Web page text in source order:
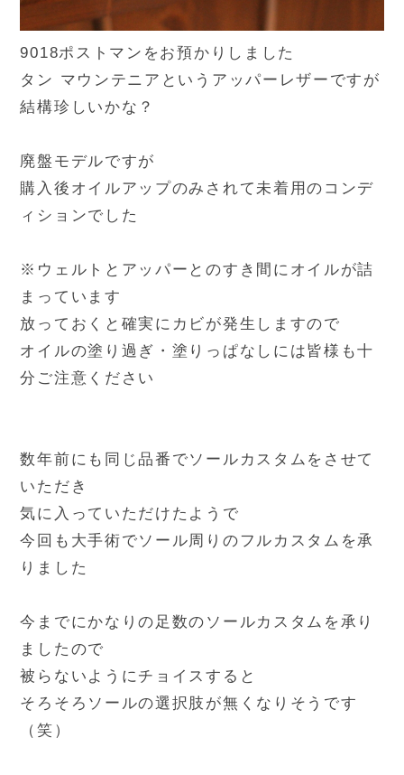
9018ポストマンをお預かりしました
タン マウンテニアというアッパーレザーですが
結構珍しいかな？
廃盤モデルですが
購入後オイルアップのみされて未着用のコンデ
ィションでした
※ウェルトとアッパーとのすき間にオイルが詰
まっています
放っておくと確実にカビが発生しますので
オイルの塗り過ぎ・塗りっぱなしには皆様も十
分ご注意ください
数年前にも同じ品番でソールカスタムをさせて
いただき
気に入っていただけたようで
今回も大手術でソール周りのフルカスタムを承
りました
今までにかなりの足数のソールカスタムを承り
ましたので
被らないようにチョイスすると
そろそろソールの選択肢が無くなりそうです
（笑）